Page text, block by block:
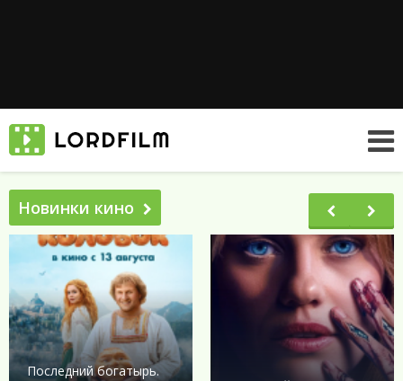
Новинки кино
Последний богатырь.